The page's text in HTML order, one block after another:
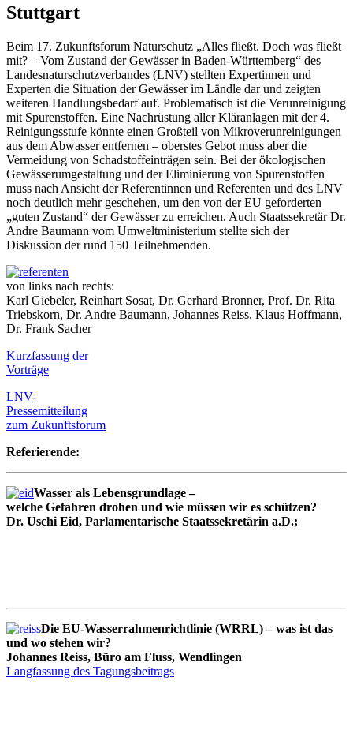
Stuttgart
Beim 17. Zukunftsforum Naturschutz „Alles fließt. Doch was fließt
mit? – Vom Zustand der Gewässer in Baden-Württemberg“ des
Landesnaturschutzverbandes (LNV) stellten Expertinnen und
Experten die Situation der Gewässer im Ländle dar und zeigten
weiteren Handlungsbedarf auf. Problematisch ist die Verunreinigung
mit Spurenstoffen. Eine Nachrüstung aller Kläranlagen mit der 4.
Reinigungsstufe könnte einen Großteil von Mikroverunreinigungen
aus dem Abwasser entfernen – oberstes Gebot muss aber die
Vermeidung von Schadstoffeinträgen sein. Bei der ökologischen
Gewässerumgestaltung und der Eliminierung von Spurenstoffen
muss nach Ansicht der Referentinnen und Referenten und des LNV
noch deutlich mehr geschehen, um den von der EU geforderten
„guten Zustand“ der Gewässer zu erreichen. Auch Staatssekretär Dr.
Andre Baumann vom Umweltministerium stellte sich der
Diskussion der rund 150 Teilnehmenden.
von links nach rechts:
Karl Giebeler, Reinhart Sosat, Dr. Gerhard Bronner, Prof. Dr. Rita
Triebskorn, Dr. Andre Baumann, Johannes Reiss, Klaus Hoffmann,
Dr. Frank Sacher
Kurzfassung der
Vorträge
LNV-
Pressemitteilung
zum Zukunftsforum
Referierende:
Wasser als Lebensgrundlage –
welche Gefahren drohen und wie müssen wir es schützen?
Dr. Uschi Eid, Parlamentarische Staatssekretärin a.D.;
Die EU-Wasserrahmenrichtlinie (WRRL) – was ist das
und wo stehen wir?
Johannes Reiss, Büro am Fluss, Wendlingen
Langfassung des Tagungsbeitrags